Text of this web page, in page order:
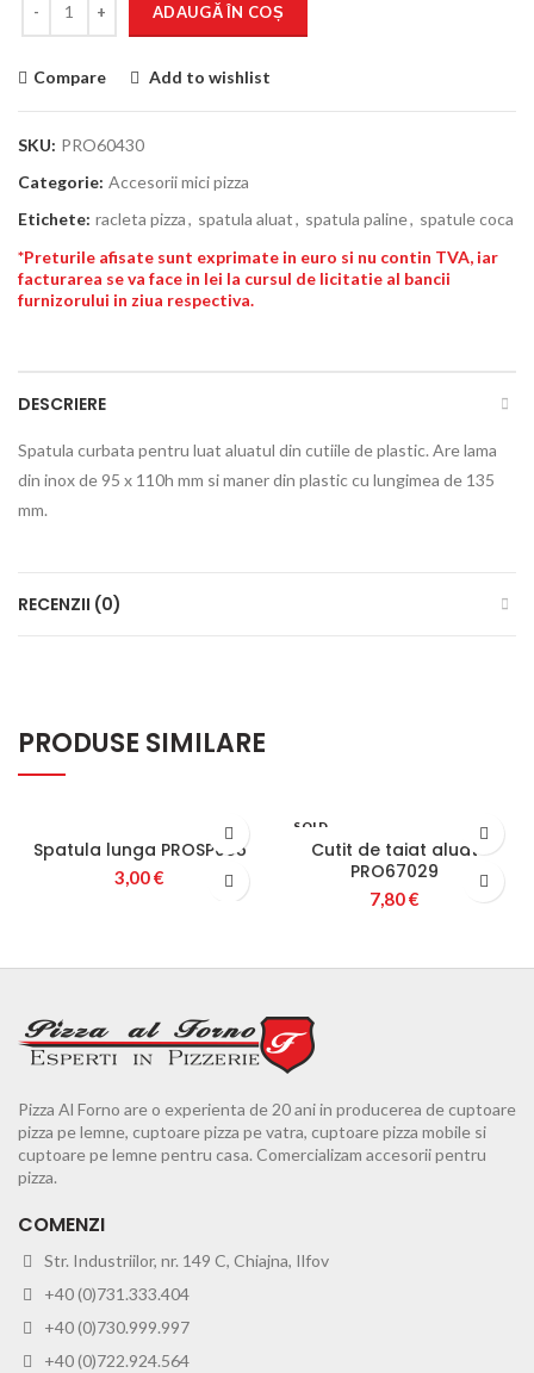
ADAUGĂ ÎN COȘ
Compare Add to wishlist
SKU: PRO60430
Categorie: Accesorii mici pizza
Etichete: racleta pizza, spatula aluat, spatula paline, spatule coca
*Preturile afisate sunt exprimate in euro si nu contin TVA, iar
facturarea se va face in lei la cursul de licitatie al bancii
furnizorului in ziua respectiva.
DESCRIERE
Spatula curbata pentru luat aluatul din cutiile de plastic. Are lama
din inox de 95 x 110h mm si maner din plastic cu lungimea de 135
mm.
RECENZII (0)
PRODUSE SIMILARE
Spatula lunga PROSP005
3,00€
SOLD
Cutit de taiat aluat
PRO67029
7,80€
Pizza Al Forno are o experienta de 20 ani in producerea de cuptoare
pizza pe lemne, cuptoare pizza pe vatra, cuptoare pizza mobile si
cuptoare pe lemne pentru casa. Comercializam accesorii pentru
pizza.
COMENZI
Str. Industriilor, nr. 149 C, Chiajna, Ilfov
+40 (0)731.333.404
+40 (0)730.999.997
+40 (0)722.924.564